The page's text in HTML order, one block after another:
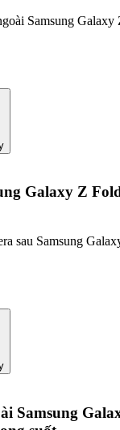
Samsung
Galaxy Z
sau Samsung
Samsung